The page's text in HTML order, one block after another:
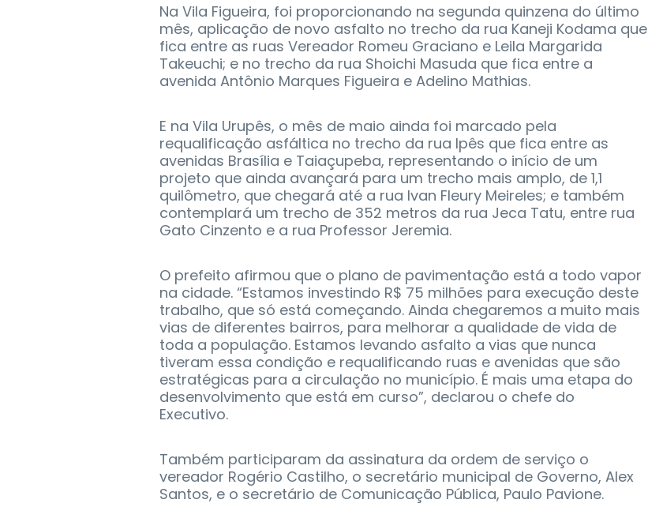
Na Vila Figueira, foi proporcionando na segunda quinzena do último
mês, aplicação de novo asfalto no trecho da rua Kaneji Kodama que
fica entre as ruas Vereador Romeu Graciano e Leila Margarida
Takeuchi; e no trecho da rua Shoichi Masuda que fica entre a
avenida Antônio Marques Figueira e Adelino Mathias.
E na Vila Urupês, o mês de maio ainda foi marcado pela
requalificação asfáltica no trecho da rua Ipês que fica entre as
avenidas Brasília e Taiaçupeba, representando o início de um
projeto que ainda avançará para um trecho mais amplo, de 1,1
quilômetro, que chegará até a rua Ivan Fleury Meireles; e também
contemplará um trecho de 352 metros da rua Jeca Tatu, entre rua
Gato Cinzento e a rua Professor Jeremia.
O prefeito afirmou que o plano de pavimentação está a todo vapor
na cidade. “Estamos investindo R$ 75 milhões para execução deste
trabalho, que só está começando. Ainda chegaremos a muito mais
vias de diferentes bairros, para melhorar a qualidade de vida de
toda a população. Estamos levando asfalto a vias que nunca
tiveram essa condição e requalificando ruas e avenidas que são
estratégicas para a circulação no município. É mais uma etapa do
desenvolvimento que está em curso”, declarou o chefe do
Executivo.
Também participaram da assinatura da ordem de serviço o
vereador Rogério Castilho, o secretário municipal de Governo, Alex
Santos, e o secretário de Comunicação Pública, Paulo Pavione.